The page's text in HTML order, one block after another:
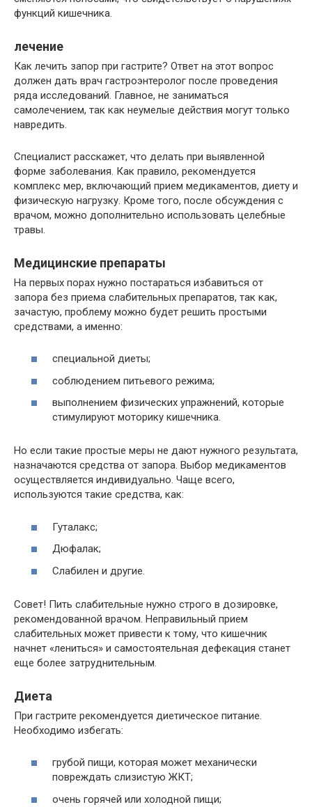
функций кишечника.
лечение
Как лечить запор при гастрите? Ответ на этот вопрос
должен дать врач гастроэнтеролог после проведения
ряда исследований. Главное, не заниматься
самолечением, так как неумелые действия могут только
навредить.
Специалист расскажет, что делать при выявленной
форме заболевания. Как правило, рекомендуется
комплекс мер, включающий прием медикаментов, диету и
физическую нагрузку. Кроме того, после обсуждения с
врачом, можно дополнительно использовать целебные
травы.
Медицинские препараты
На первых порах нужно постараться избавиться от
запора без приема слабительных препаратов, так как,
зачастую, проблему можно будет решить простыми
средствами, а именно:
специальной диеты;
соблюдением питьевого режима;
выполнением физических упражнений, которые
стимулируют моторику кишечника.
Но если такие простые меры не дают нужного результата,
назначаются средства от запора. Выбор медикаментов
осуществляется индивидуально. Чаще всего,
используются такие средства, как:
Гуталакс;
Дюфалак;
Слабилен и другие.
Совет! Пить слабительные нужно строго в дозировке,
рекомендованной врачом. Неправильный прием
слабительных может привести к тому, что кишечник
начнет «лениться» и самостоятельная дефекация станет
еще более затруднительным.
Диета
При гастрите рекомендуется диетическое питание.
Необходимо избегать:
грубой пищи, которая может механически
повреждать слизистую ЖКТ;
очень горячей или холодной пищи;